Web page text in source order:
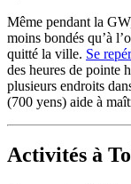
Même pendant la
moins bondés qu’à
quitté la ville. Se
des heures de pointe
plusieurs endroits
(700 yens) aide à
Activités à